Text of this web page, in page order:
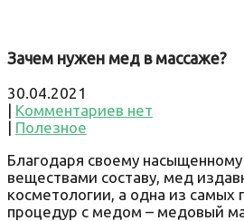
Зачем нужен мед в массаже?
30.04.2021
| Комментариев нет
| Полезное
Благодаря своему
веществами составу, мед
косметологии, а одна из самых
процедур с медом – медовый